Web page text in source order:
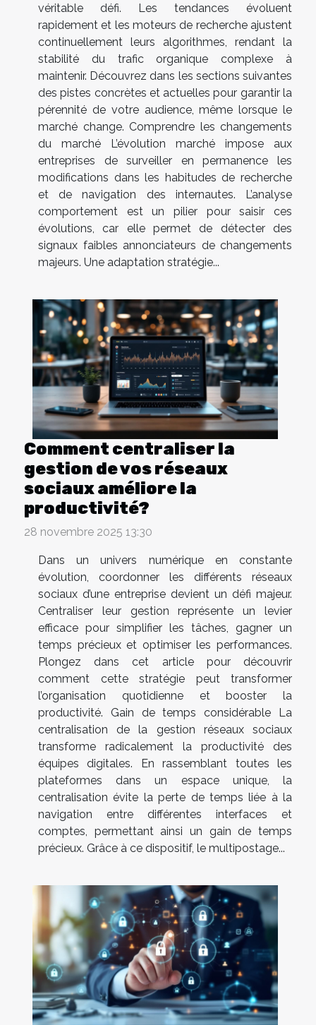
véritable défi. Les tendances évoluent
rapidement et les moteurs de recherche ajustent
continuellement leurs algorithmes, rendant la
stabilité du trafic organique complexe à
maintenir. Découvrez dans les sections suivantes
des pistes concrètes et actuelles pour garantir la
pérennité de votre audience, même lorsque le
marché change. Comprendre les changements
du marché L’évolution marché impose aux
entreprises de surveiller en permanence les
modifications dans les habitudes de recherche
et de navigation des internautes. L’analyse
comportement est un pilier pour saisir ces
évolutions, car elle permet de détecter des
signaux faibles annonciateurs de changements
majeurs. Une adaptation stratégie...
Comment centraliser la
gestion de vos réseaux
sociaux améliore la
productivité?
28 novembre 2025 13:30
Dans un univers numérique en constante
évolution, coordonner les différents réseaux
sociaux d’une entreprise devient un défi majeur.
Centraliser leur gestion représente un levier
efficace pour simplifier les tâches, gagner un
temps précieux et optimiser les performances.
Plongez dans cet article pour découvrir
comment cette stratégie peut transformer
l’organisation quotidienne et booster la
productivité. Gain de temps considérable La
centralisation de la gestion réseaux sociaux
transforme radicalement la productivité des
équipes digitales. En rassemblant toutes les
plateformes dans un espace unique, la
centralisation évite la perte de temps liée à la
navigation entre différentes interfaces et
comptes, permettant ainsi un gain de temps
précieux. Grâce à ce dispositif, le multipostage...